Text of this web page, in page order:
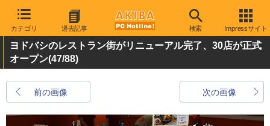
カテゴリ 過去記事 検索 Impressサイト
ヨドバシのレストラン街がリニューアル完了、30店が正式
オープン(47/88)
前の画像 次の画像